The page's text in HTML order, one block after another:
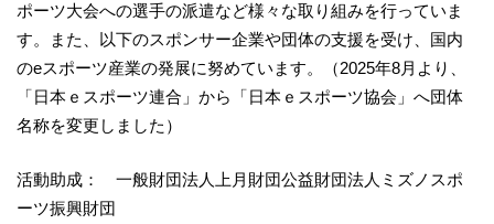
ポーツ大会への選手の派遣など様々な取り組みを行っていま
す。また、以下のスポンサー企業や団体の支援を受け、国内
のeスポーツ産業の発展に努めています。（2025年8月より、
「日本ｅスポーツ連合」から「日本ｅスポーツ協会」へ団体
名称を変更しました）
活動助成： 一般財団法人上月財団公益財団法人ミズノスポ
ーツ振興財団